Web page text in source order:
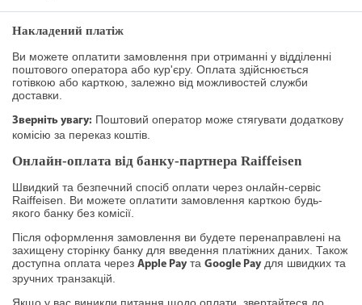
Накладений платіж
Ви можете оплатити замовлення при отриманні у відділенні
поштового оператора або кур'єру. Оплата здійснюється
готівкою або карткою, залежно від можливостей служби
доставки.
Зверніть увагу: Поштовий оператор може стягувати додаткову
комісію за переказ коштів.
Онлайн-оплата від банку-партнера Raiffeisen
Швидкий та безпечний спосіб оплати через онлайн-сервіс
Raiffeisen. Ви можете оплатити замовлення карткою будь-
якого банку без комісії.
Після оформлення замовлення ви будете перенаправлені на
захищену сторінку банку для введення платіжних даних. Також
доступна оплата через Apple Pay та Google Pay для швидких та
зручних транзакцій.
Якщо у вас виникли питання щодо оплати, звертайтеся до